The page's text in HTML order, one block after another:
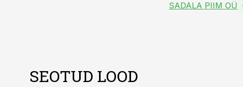
SADALA PIIM OÜ
SEOTUD LOOD